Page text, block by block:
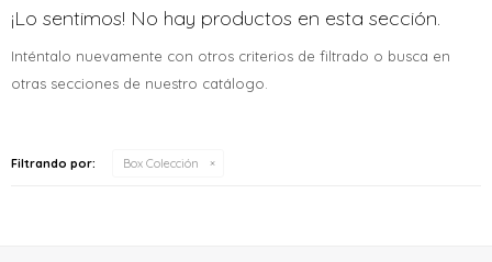
¡Lo sentimos! No hay productos en esta sección.
Inténtalo nuevamente con otros criterios de filtrado o busca en
otras secciones de nuestro catálogo.
Filtrando por: Box Colección